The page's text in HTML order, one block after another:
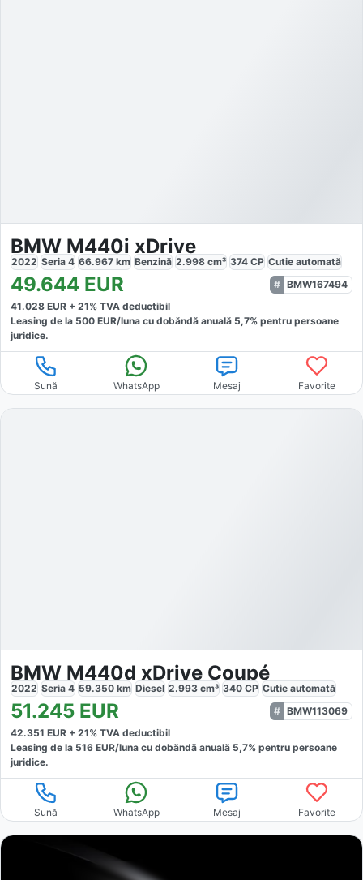
BMW M440i xDrive
2022 Seria 4 66.967 km Benzină 2.998 cm³ 374 CP Cutie automată
49.644 EUR
BMW167494
41.028 EUR + 21% TVA deductibil
Leasing de la 500 EUR/luna cu dobăndă anuală 5,7% pentru persoane
juridice.
Sună WhatsApp Mesaj Favorite
BMW M440d xDrive Coupé
2022 Seria 4 59.350 km Diesel 2.993 cm³ 340 CP Cutie automată
51.245 EUR
BMW113069
42.351 EUR + 21% TVA deductibil
Leasing de la 516 EUR/luna cu dobăndă anuală 5,7% pentru persoane
juridice.
Sună WhatsApp Mesaj Favorite